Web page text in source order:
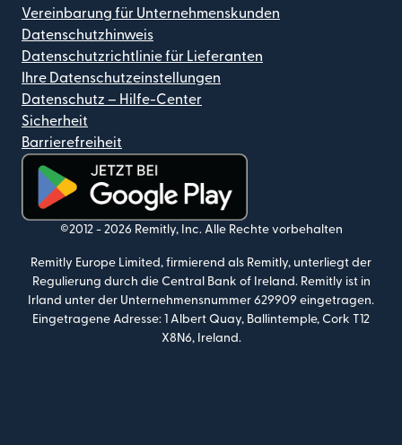
Vereinbarung für Unternehmenskunden
Datenschutzhinweis
Datenschutzrichtlinie für Lieferanten
Ihre Datenschutzeinstellungen
Datenschutz – Hilfe-Center
Sicherheit
Barrierefreiheit
(wird in einem neuen Fenster geöffnet)
©2012 - 2026 Remitly, Inc. Alle Rechte vorbehalten
Remitly Europe Limited, firmierend als Remitly, unterliegt der
Regulierung durch die Central Bank of Ireland. Remitly ist in
Irland unter der Unternehmensnummer 629909 eingetragen.
Eingetragene Adresse: 1 Albert Quay, Ballintemple, Cork T12
X8N6, Ireland.